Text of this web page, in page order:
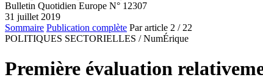
Bulletin Quotidien Europe N° 12307
31 juillet 2019
Sommaire Publication complète Par article 2 / 22
POLITIQUES SECTORIELLES / NumÉrique
Première évaluation